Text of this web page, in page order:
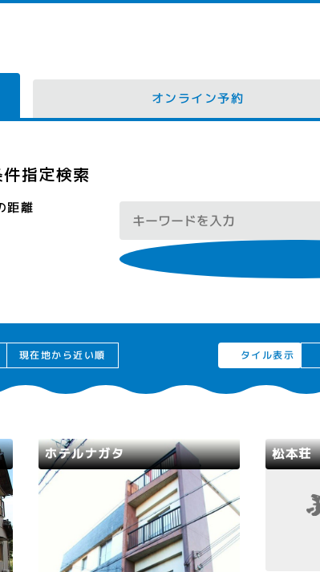
オンライン予約
件指定検索
距離
現在地から近い順 タイル表示
ホテルナガタ
低料金で機能的なサービスを提供
(夕食は提供していません。シング
ルご利用の場合は朝食割引サービ
若狭路
松本荘
○ビジネ